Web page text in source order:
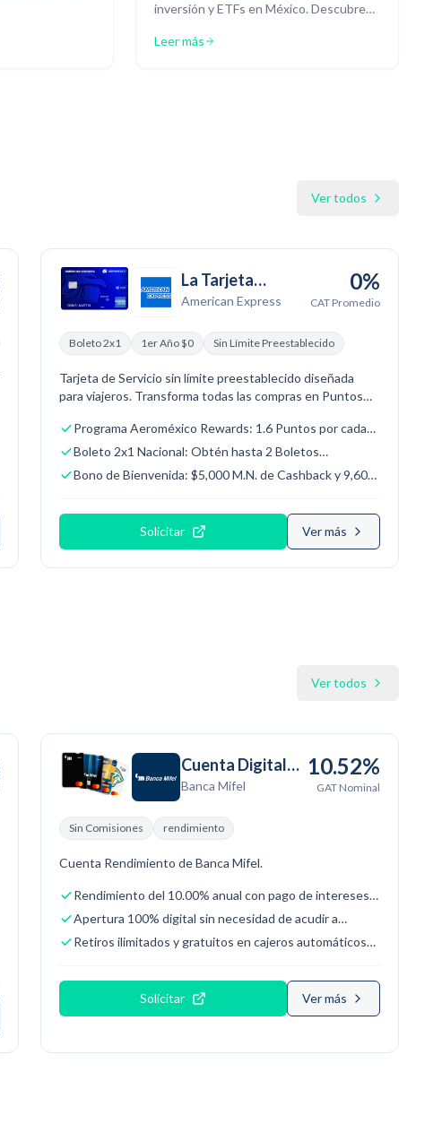
inversión y ETFs en México. Descubre
estrategia de capital.
Leer más
Ver todos
La Tarjeta
American
Express
Aeroméxico
American Express
0%
CAT Promedio
Boleto 2x1 1er Año $0 Sin Límite Preestablecido
Tarjeta de Servicio sin límite preestablecido diseñada
para viajeros. Transforma todas las compras en Puntos
gastos cotidianos y beneficios exclusivos en vuelos.
Programa Aeroméxico Rewards: 1.6 Puntos por cada
Dólar Americano gastado, y 2.4 Puntos en compras
Boleto 2x1 Nacional: Obtén hasta 2 Boletos
Aeroméxico Rewards para un acompañante por
Bono de Bienvenida: $5,000 M.N. de Cashback y 9,600
cumplir meta de gasto.
Solicitar
Ver más
Ver todos
Cuenta Digital
Mifel
Banca Mifel
10.52%
GAT Nominal
Sin Comisiones rendimiento
Cuenta Rendimiento de Banca Mifel.
Rendimiento del 10.00% anual con pago de intereses
de manera diaria
Apertura 100% digital sin necesidad de acudir a
sucursal
Retiros ilimitados y gratuitos en cajeros automáticos
Solicitar Ver más